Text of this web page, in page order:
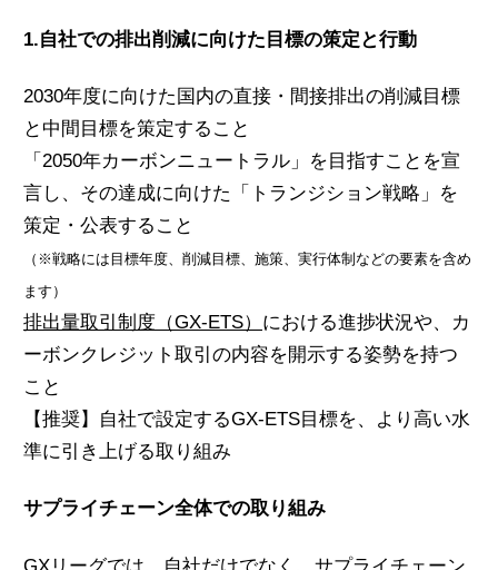
1.自社での排出削減に向けた目標の策定と行動
2030年度に向けた国内の直接・間接排出の削減目標
と中間目標を策定すること
「2050年カーボンニュートラル」を目指すことを宣
言し、その達成に向けた「トランジション戦略」を
策定・公表すること
（※戦略には目標年度、削減目標、施策、実行体制などの要素を含め
ます）
排出量取引制度（GX-ETS） における進捗状況や、カ
ーボンクレジット取引の内容を開示する姿勢を持つ
こと
【推奨】自社で設定するGX-ETS目標を、より高い水
準に引き上げる取り組み
サプライチェーン全体での取り組み